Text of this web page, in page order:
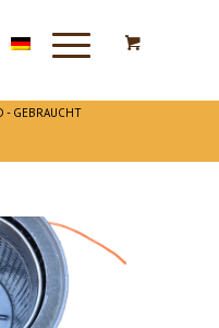
- GEBRAUCHT